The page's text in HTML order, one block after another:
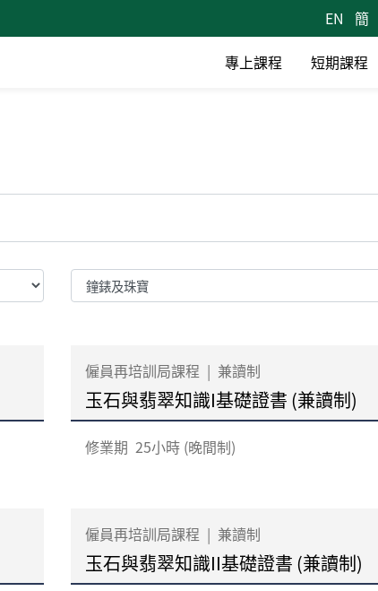
EN 簡
專上課程 短期課程
僱員再培訓局課程 | 兼讀制
玉石與翡翠知識I基礎證書 (兼讀制)
修業期 25小時 (晚間制)
僱員再培訓局課程 | 兼讀制
玉石與翡翠知識II基礎證書 (兼讀制)